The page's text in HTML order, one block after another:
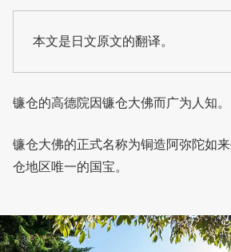
本文是日文原文的翻译。
镰仓的高德院因镰仓大佛而广为人知。
镰仓大佛的正式名称为铜造阿弥陀如
仓地区唯一的国宝。